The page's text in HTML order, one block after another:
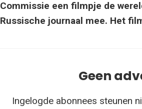
Commissie een filmpje de
Russische journaal mee. Het
Geen
Ingelogde abonnees steunen